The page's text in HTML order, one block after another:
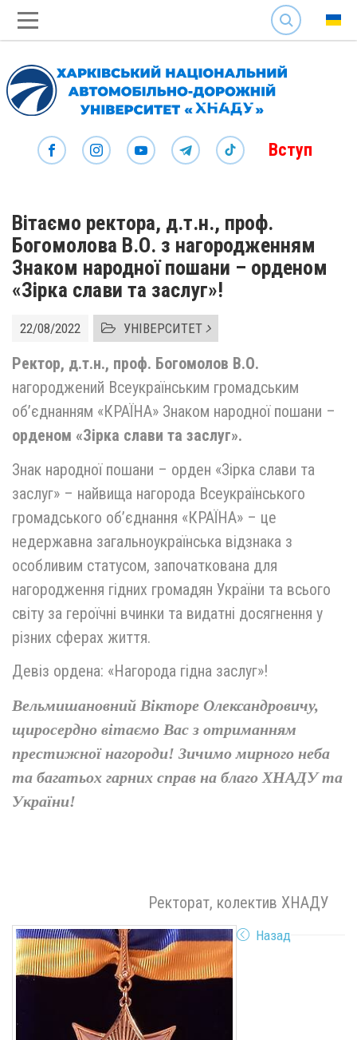
SEARCH
Вступ
Вітаємо ректора, д.т.н., проф.
Богомолова В.О. з нагородженням
Знаком народної пошани – орденом
«Зірка слави та заслуг»!
22/08/2022 УНІВЕРСИТЕТ
Ректор, д.т.н., проф. Богомолов В.О.
нагороджений Всеукраїнським громадським
об’єднанням «КРАЇНА» Знаком народної пошани –
орденом «Зірка слави та заслуг».
Знак народної пошани – орден «Зірка слави та
заслуг» – найвища нагорода Всеукраїнського
громадського об’єднання «КРАЇНА» – це
недержавна загальноукраїнська відзнака з
особливим статусом, започаткована для
нагородження гідних громадян України та всього
світу за героїчні вчинки та видатні досягнення у
різних сферах життя.
Девіз ордена: «Нагорода гідна заслуг»!
Вельмишановний Вікторе Олександровичу,
щиросердно вітаємо Вас з отриманням
престижної нагороди! Зичимо мирного неба
та багатьох гарних справ на благо ХНАДУ та
України!
Ректорат, колектив ХНАДУ
Назад